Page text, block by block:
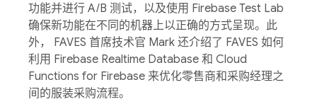
功能并进行 A/B 测试，以及使用 Firebase Test Lab
确保新功能在不同的机器上以正确的方式呈现。此
外， FAVES 首席技术官 Mark 还介绍了 FAVES 如何
利用 Firebase Realtime Database 和 Cloud
Functions for Firebase 来优化零售商和采购经理之
间的服装采购流程。